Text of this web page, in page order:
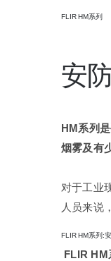
FLIR HM系列
安
HM系列
烟雾及有
对于工业
人员来说
FLIR HM系列:
FLIR HM